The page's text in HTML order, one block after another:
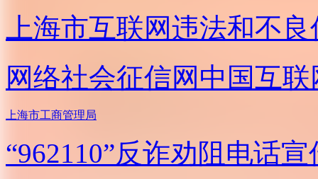
上海市互联网违法和不
网络社会征信网 中国互
上海市工商管理局
“962110”反诈劝阻电话宣